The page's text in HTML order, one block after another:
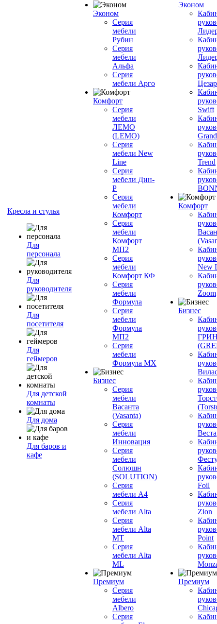
Кресла и стулья
Для
персонала
Для
руководителя
Для
посетителя
Для
геймеров
Для детской
комнаты
Для дома
Для баров и
кафе
Эконом
Серия
мебели
Рубин
Серия
мебели
Альфа
Серия
мебели Арго
Комфорт
Серия
мебели
ЛЕМО
(LEMO)
Серия
мебели New
Line
Серия
мебели Дин-
Р
Серия
мебели
Комфорт
Серия
мебели
Комфорт
МП2
Серия
мебели
Комфорт КФ
Серия
мебели
Формула
Серия
мебели
Формула
МП2
Серия
мебели
Формула МХ
Бизнес
Серия
мебели
Васанта
(Vasanta)
Серия
мебели
Инновация
Серия
мебели
Солюшн
(SOLUTION)
Серия
мебели A4
Серия
мебели Alta
Серия
мебели Alta
MT
Серия
мебели Alta
ML
Премиум
Серия
мебели
Albero
Серия
Эконом
Swift
Grand
Trend
Комфорт
New
Zoom
Бизнес
Foil
Zion
Point
Премиум